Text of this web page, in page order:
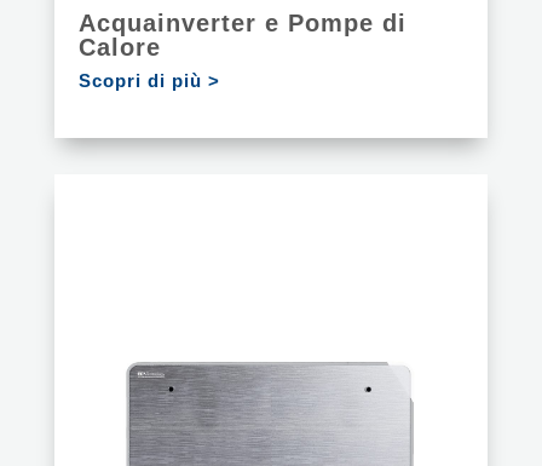
Acquainverter e Pompe di
Calore
Scopri di più >